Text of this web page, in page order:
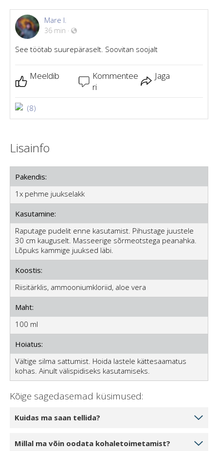
Mare I.
36 min ·
See töötab suurepäraselt. Soovitan soojalt
Meeldib
Kommentee
ri
Jaga
(8)
Lisainfo
Pakendis:
1x pehme juukselakk
Kasutamine:
Raputage pudelit enne kasutamist. Pihustage juustele
30 cm kauguselt. Masseerige sõrmeotstega peanahka.
Lõpuks kammige juuksed läbi.
Koostis:
Riisitärklis, ammooniumkloriid, aloe vera
Maht:
100 ml
Hoiatus:
Vältige silma sattumist. Hoida lastele kättesaamatus
kohas. Ainult välispidiseks kasutamiseks.
Kõige sagedasemad küsimused:
Kuidas ma saan tellida?
Millal ma võin oodata kohaletoimetamist?